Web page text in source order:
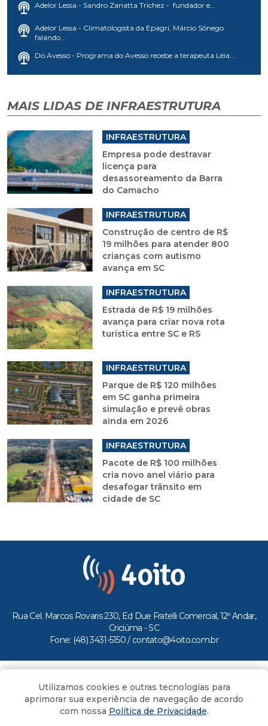
Adelor Lessa - Sandro Zanatta Trichez - fundador e...
Adelor Lessa - Climatologista da Epagri, Márcio Sônego
falando...
Do Avesso - Programa do Avesso recebe a terapeuta Léia...
MAIS LIDAS DE INFRAESTRUTURA
INFRAESTRUTURA
Empresa pode destravar
licença para
desassoreamento da Barra
do Camacho
INFRAESTRUTURA
Construção de centro de R$
19 milhões para atender 800
crianças com autismo
avança em SC
INFRAESTRUTURA
Estrada de R$ 19 milhões
avança para criar nova rota
turística entre SC e RS
INFRAESTRUTURA
Parque de R$ 120 milhões
em SC ganha primeira
simulação e prevê obras
ainda em 2026
INFRAESTRUTURA
Pacote de R$ 100 milhões
cria novo anel viário para
desafogar trânsito em
cidade de SC
Rua Cel. Marcos Rovaris 230, Ed Due Fratelli Comercial, 12º Andar,
Criciúma - SC
Fone: (48) 3431-5150 / contato@4oito.com.br
Todos os direitos reservados ao Portal 4oito
Utilizamos cookies e outras tecnologias para
aprimorar sua experiência de navegação de acordo
com nossa Política de Privacidade.